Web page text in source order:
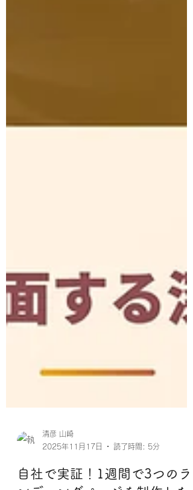
2025年11月17日
読了時間: 5分